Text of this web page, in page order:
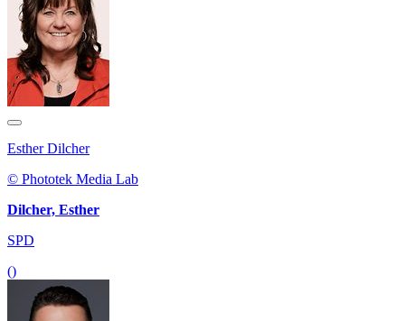
Esther Dilcher
© Phototek Media Lab
Dilcher, Esther
SPD
()